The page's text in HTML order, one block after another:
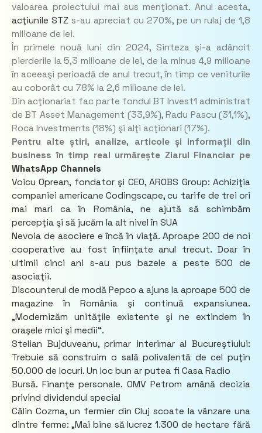
valoarea proiectului mai sus menţionat. Anul acesta,
acţiunile STZ s-au apreciat cu 270%, pe un rulaj de 1,8
milioane de lei.
În primele nouă luni din 2024, Sinteza şi-a adâncit
pierderile la 5,3 milioane de lei, de la minus 4,9 milioane
în aceeaşi perioadă de anul trecut, în timp ce veniturile
au coborât cu 78% la 2,6 milioane de lei.
Din acţionariat fac parte fondul BT Invest1 administrat
de BT Asset Management (33,9%), Radu Pascu (31,1%),
Roca Investments (18%) şi alţi acţionari (17%).
Pentru alte știri, analize, articole și informații din
business în timp real urmărește Ziarul Financiar pe
WhatsApp Channels
Voicu Oprean, fondator şi CEO, AROBS Group: Achiziţia
companiei americane Codingscape, cu tarife de trei ori
mai mari ca în România, ne ajută să schimbăm
percepţia şi să jucăm la alt nivel în SUA
Nevoia de asociere e încă în viaţă. Aproape 200 de noi
cooperative au fost înfiinţate anul trecut. Doar în
ultimii cinci ani s-au pus bazele a peste 500 de
asociaţii.
Discounterul de modă Pepco a ajuns la aproape 500 de
magazine în România şi continuă expansiunea.
„Modernizăm unităţile existente şi ne extindem în
oraşele mici şi medii“.
Stelian Bujduveanu, primar interimar al Bucureştiului:
Trebuie să construim o sală polivalentă de cel puţin
50.000 de locuri. Un loc bun ar putea fi Casa Radio
Bursă. Finanţe personale. OMV Petrom amână decizia
privind dividendul special
Călin Cozma, un fermier din Cluj scoate la vânzare una
dintre ferme: „Mai bine să lucrez 1.300 de hectare fără